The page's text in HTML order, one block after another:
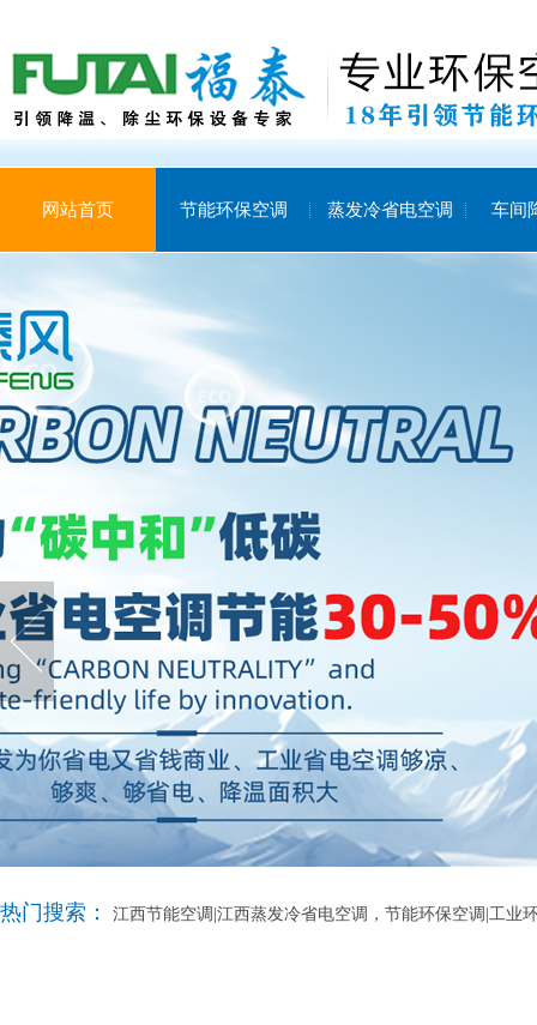
网站首页 节能环保空调 蒸发冷省电空调 车间
热门搜索： 江西节能空调|江西蒸发冷省电空调，节能环保空调|工业